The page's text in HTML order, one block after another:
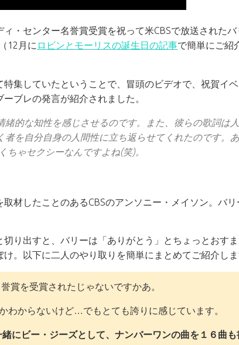
・センター名誉賞受賞を祝って米CBSで放送されたバ
12月に ロビンとモーリスの誕生日の記事で簡単にご紹
集していたということで、冒頭のビデオで、祝賀イ
ブレの発言が紹介されました。
的な知性を感じさせるのです。また、彼らの歌詞は
を自分自身の人間性に立ち返らせてくれたのです。
ちゃセクシーなんですよね(笑)。
材したことのあるCBSのアンソニー・メイソン。バ
り出すと、バリーは「ありがとう」とちょっとおすま
。以下に二人のやり取りを簡単にまとめてご紹介しま
賞を受賞されたじゃないですかあ。
からないけど…でもとても誇りに感じています。
にビー・ジーズとして、ナンバーワンの曲を１６曲も